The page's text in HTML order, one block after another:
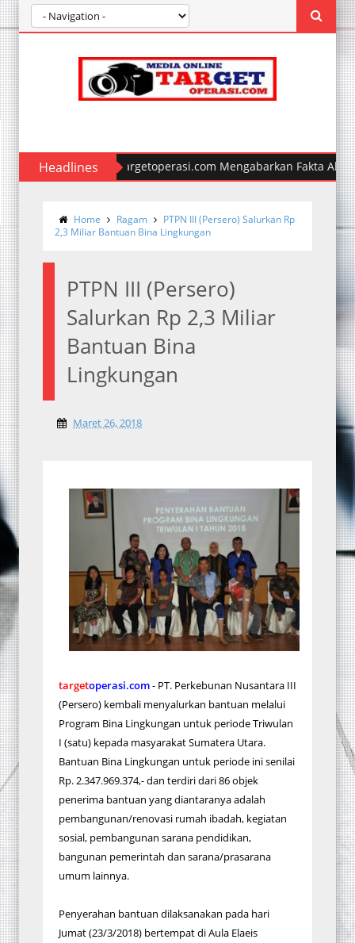
Headlines
Media Online targetoperasi.com Mengabarkan Fakta Akurat &
Polda Sumut Ungkap Jaringan Narkoba Internasional, Satu
Home Ragam
PTPN III (Persero) Salurkan Rp
2,3 Miliar Bantuan Bina Lingkungan
PTPN III (Persero)
Salurkan Rp 2,3 Miliar
Bantuan Bina
Lingkungan
Maret 26, 2018
targetoperasi.com- PT. Perkebunan Nusantara III
(Persero) kembali menyalurkan bantuan melalui
Program Bina Lingkungan untuk periode Triwulan
I (satu) kepada masyarakat Sumatera Utara.
Bantuan Bina Lingkungan untuk periode ini senilai
Rp. 2.347.969.374,- dan terdiri dari 86 objek
penerima bantuan yang diantaranya adalah
pembangunan/renovasi rumah ibadah, kegiatan
sosial, pembangunan sarana pendidikan,
bangunan pemerintah dan sarana/prasarana
umum lainnya.
Penyerahan bantuan dilaksanakan pada hari
Jumat (23/3/2018) bertempat di Aula Elaeis